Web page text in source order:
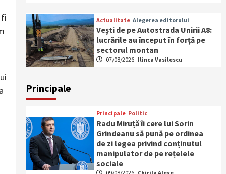
Actualitate Alegerea editorului
Vești de pe Autostrada Unirii A8:
lucrările au început în forță pe
sectorul montan
07/08/2026 Ilinca Vasilescu
Principale
Principale Politic
Radu Miruță îi cere lui Sorin
Grindeanu să pună pe ordinea
de zi legea privind conținutul
manipulator de pe rețelele
sociale